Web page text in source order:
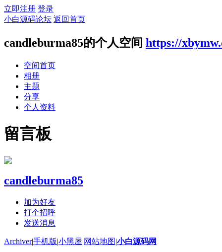
立即注册 登录
小白源码论坛 返回首页
candleburma85的个人空间 https://
空间首页
相册
主题
分享
个人资料
留言板
candleburma85
加为好友
打个招呼
发送消息
Archiver|手机版|小黑屋|网站地图|小白源码网